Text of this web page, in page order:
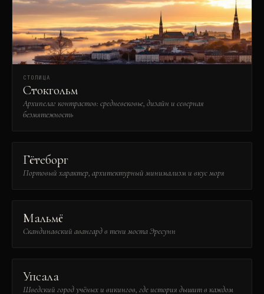
СТОЛИЦА
Стокгольм
Архипелаг контрастов: средневековье, дизайн и северная
безмятежность
Гётеборг
Портовый характер, архитектурный минимализм и вкус моря
Мальмё
Скандинавский авангард в тени моста Эресунн
Упсала
Шведский город учёных и викингов, где история дышит в каждом